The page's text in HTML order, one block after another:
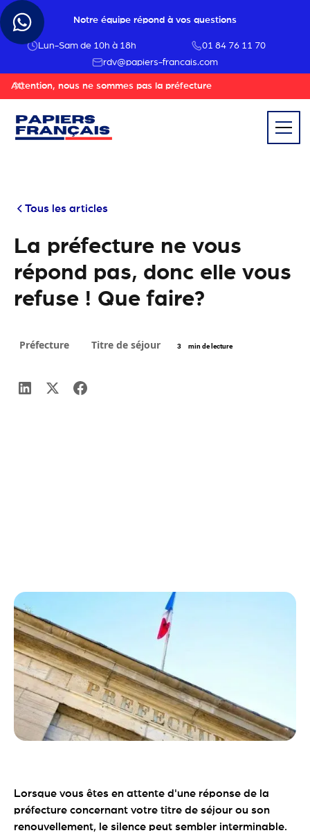
Notre équipe répond à vos questions
Lun-Sam de 10h à 18h
01 84 76 11 70
rdv@papiers-francais.com
Attention, nous ne sommes pas la préfecture
Tous les articles
La préfecture ne vous
répond pas, donc elle vous
refuse ! Que faire?
Préfecture Titre de séjour 3 min de lecture
Lorsque vous êtes en attente d'une réponse de la
préfecture concernant votre titre de séjour ou son
renouvellement, le silence peut sembler interminable.